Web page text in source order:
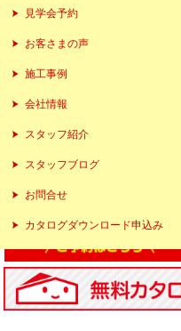
見学会予約
お客さまの声
施工事例
会社情報
スタッフ紹介
スタッフブログ
お問合せ
カタログダウンロード申込み